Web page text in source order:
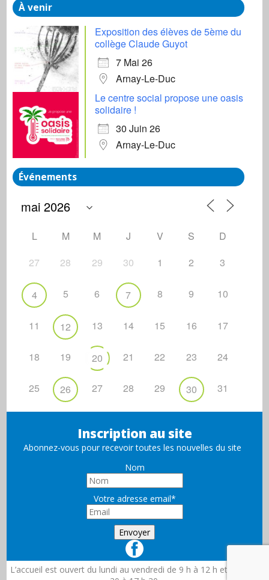
À venir
Exposition des élèves de 5ème du
collège Claude Guyot
7 Mai 26
Arnay-Le-Duc
Le centre social propose une oasis
solidaire !
30 Juin 26
Arnay-Le-Duc
Événements
L M M J V S
D
27
28 29 30 1 2 3
4 5 6 7 8 9 10
11 12 13 14 15 16 17
18 19 20 21 22 23 24
25 26 27 28 29 30 31
Inscription au site
Abonnez-vous pour recevoir toutes les nouvelles du site
Nom
Votre adresse email*
L’accueil est ouvert du lundi au vendredi de 9 h à 12 h et de 13 h